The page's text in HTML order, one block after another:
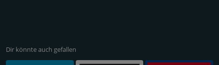
Dir könnte auch gefallen